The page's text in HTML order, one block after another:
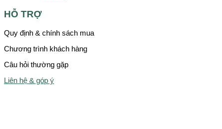
HỖ TRỢ
Quy định & chính sách mua
Chương trình khách hàng
Câu hỏi thường gặp
Liên hệ & góp ý